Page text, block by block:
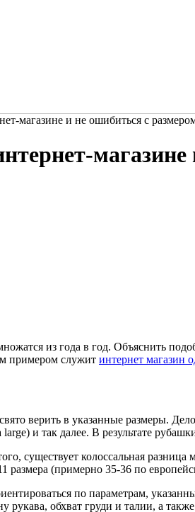
магазине и не ошибиться с
из года в год. Объяснить
примером служит интернет магазин
верить в указанные размеры.
и так далее. В результате
существует колоссальная
размера (примерно 35-36 по
по параметрам,
рукава, обхват груди и талии, а